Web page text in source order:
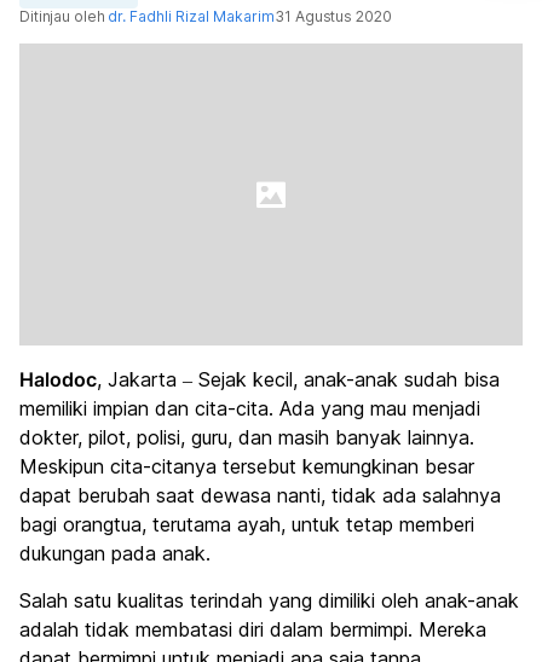
Ditinjau oleh dr. Fadhli Rizal Makarim31 Agustus 2020
Halodoc, Jakarta – Sejak kecil, anak-anak sudah bisa
memiliki impian dan cita-cita. Ada yang mau menjadi
dokter, pilot, polisi, guru, dan masih banyak lainnya.
Meskipun cita-citanya tersebut kemungkinan besar
dapat berubah saat dewasa nanti, tidak ada salahnya
bagi orangtua, terutama ayah, untuk tetap memberi
dukungan pada anak.
Salah satu kualitas terindah yang dimiliki oleh anak-anak
adalah tidak membatasi diri dalam bermimpi. Mereka